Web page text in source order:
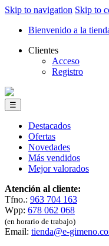
Skip to navigation Skip to
Bienvenido a la
Clientes
Acceso
Registro
☰
Destacados
Ofertas
Novedades
Más vendidos
Mejor valorados
Atención al cliente:
Tfno.: 963 704 163
Wpp: 678 062 068
(en horario de trabajo)
Email: tienda@e-